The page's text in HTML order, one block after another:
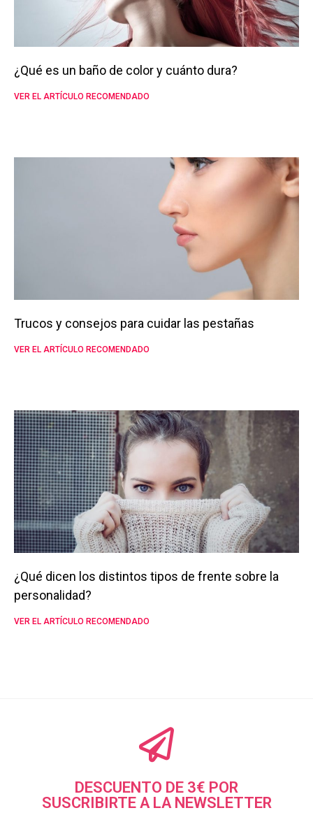
¿Qué es un baño de color y cuánto dura?
VER EL ARTÍCULO RECOMENDADO
Trucos y consejos para cuidar las pestañas
VER EL ARTÍCULO RECOMENDADO
¿Qué dicen los distintos tipos de frente sobre la
personalidad?
VER EL ARTÍCULO RECOMENDADO
DESCUENTO DE 3€ POR
SUSCRIBIRTE A LA NEWSLETTER